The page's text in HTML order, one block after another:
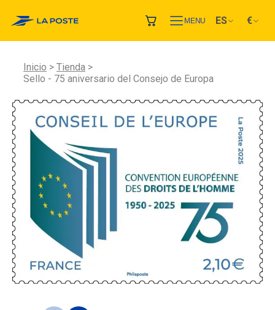
MENU ES €
Inicio
Tienda
Sello - 75 aniversario del Consejo de Europa